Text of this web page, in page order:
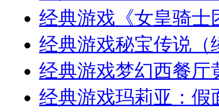
经典游戏《女皇骑士
经典游戏秘宝传说（
经典游戏梦幻西餐厅
经典游戏玛莉亚：假